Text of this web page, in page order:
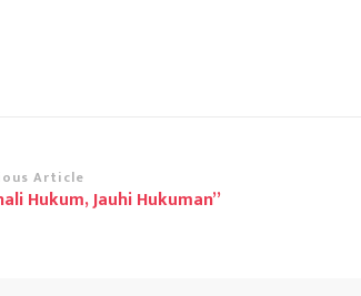
Article
Hukum, Jauhi Hukuman”